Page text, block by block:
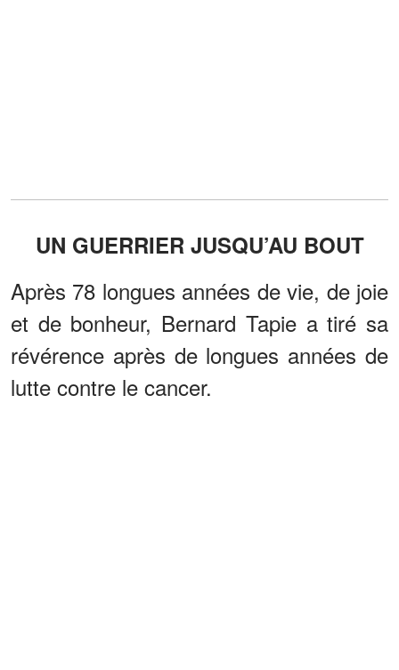
UN GUERRIER JUSQU’AU BOUT
Après 78 longues années de vie, de joie
et de bonheur, Bernard Tapie a tiré sa
révérence après de longues années de
lutte contre le cancer.